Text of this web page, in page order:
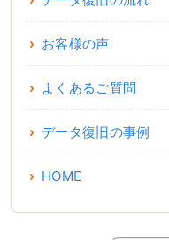
お客様の声
よくあるご質問
データ復旧の事例
HOME